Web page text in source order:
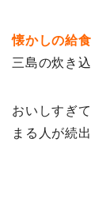
懐かしの給
三島の炊き
おいしすぎ
まる人が続